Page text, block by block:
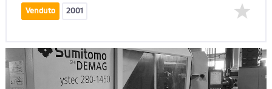
Venduto 2001